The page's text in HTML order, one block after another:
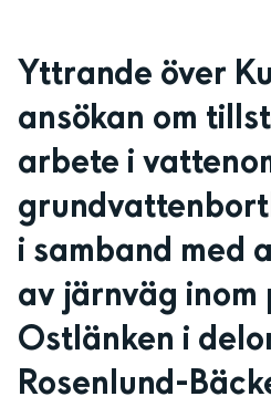
Yttrande över
ansökan om
arbete i
i samband med
av järnväg
Ostlänken i
Rosenlund-